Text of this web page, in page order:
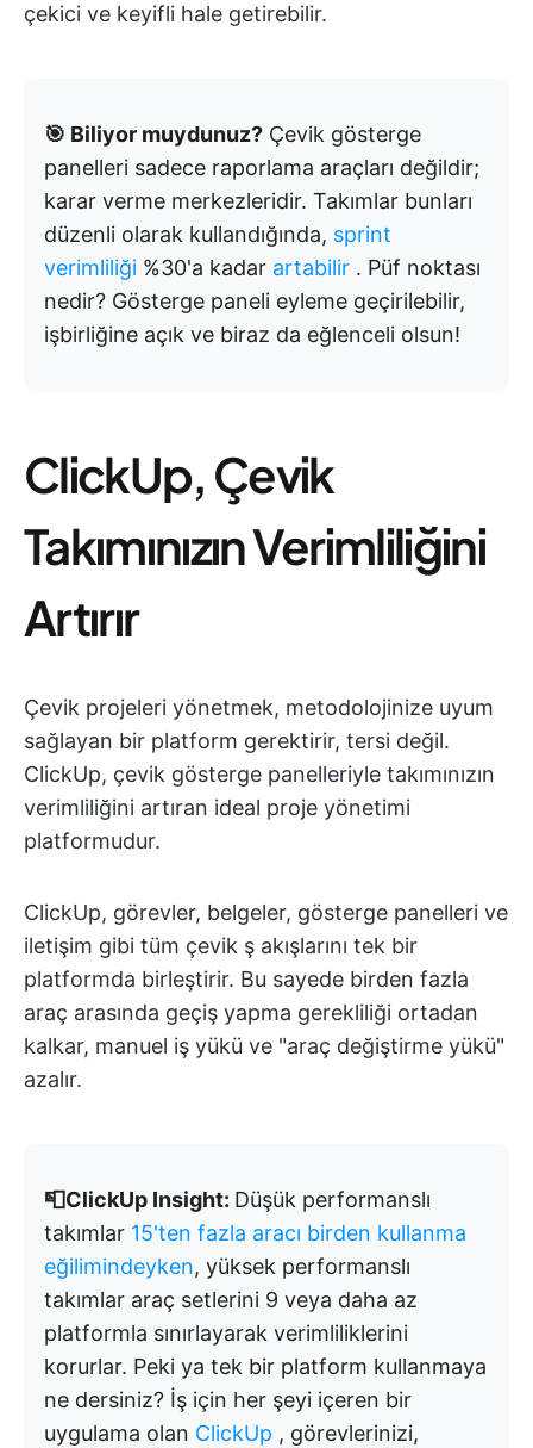
çekici ve keyifli hale getirebilir.
🎯 Biliyor muydunuz? Çevik gösterge
panelleri sadece raporlama araçları değildir;
karar verme merkezleridir. Takımlar bunları
düzenli olarak kullandığında, sprint
verimliliği %30'a kadar artabilir . Püf noktası
nedir? Gösterge paneli eyleme geçirilebilir,
işbirliğine açık ve biraz da eğlenceli olsun!
ClickUp, Çevik
Takımınızın Verimliliğini
Artırır
Çevik projeleri yönetmek, metodolojinize uyum
sağlayan bir platform gerektirir, tersi değil.
ClickUp, çevik gösterge panelleriyle takımınızın
verimliliğini artıran ideal proje yönetimi
platformudur.
ClickUp, görevler, belgeler, gösterge panelleri ve
iletişim gibi tüm çevik ş akışlarını tek bir
platformda birleştirir. Bu sayede birden fazla
araç arasında geçiş yapma gerekliliği ortadan
kalkar, manuel iş yükü ve "araç değiştirme yükü"
azalır.
📮ClickUp Insight: Düşük performanslı
takımlar 15'ten fazla aracı birden kullanma
eğilimindeyken, yüksek performanslı
takımlar araç setlerini 9 veya daha az
platformla sınırlayarak verimliliklerini
korurlar. Peki ya tek bir platform kullanmaya
ne dersiniz? İş için her şeyi içeren bir
uygulama olan ClickUp , görevlerinizi,